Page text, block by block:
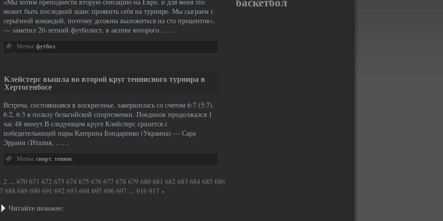
может быть последний шанс проявить себя на турнире. Мы сыграем с
серьёзной командой, поэтому должны выложиться на сто процентов»,
— заметил 20-летний футболист, в активе которого ……
Метки: футбол
Клейстерс вышла во второй круг теннисного турнира в
Хертогенбосе
Встреча, состоявшаяся в воскресенье, завершилась со счетом 6:7 (5:7),
6:2, 6:3 в пользу бельгийской спортсменки. Поединок продолжался 1
час 48 минут.В следующем круге Клейстерс сразится с
победительницей пары Катерина Бондаренко (Украина) — Сара
Эррани (Италия, ……
Метки: спорт теннис
2 ... 670 671 672 673 674 675 676 677 678 679 680 681 682 683 684 685 686
688 689 690 691 692 693 694 695 696 697 ... 916 917 »
Читайте похожее: